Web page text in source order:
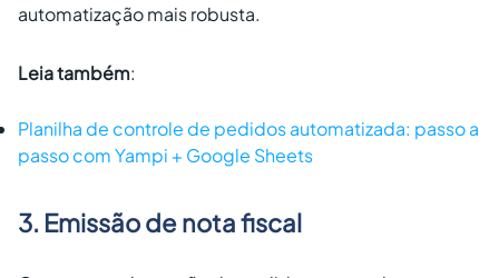
automatização mais robusta.
Leia também:
Planilha de controle de pedidos automatizada: passo a
passo com Yampi + Google Sheets
3. Emissão de nota fiscal